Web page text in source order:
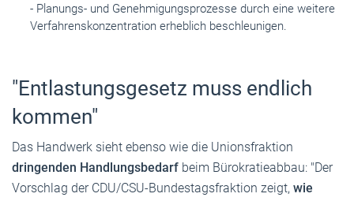
- Planungs- und Genehmigungsprozesse durch eine weitere
Verfahrenskonzentration erheblich beschleunigen.
"Entlastungsgesetz muss endlich
kommen"
Das Handwerk sieht ebenso wie die Unionsfraktion
dringenden Handlungsbedarf beim Bürokratieabbau: "Der
Vorschlag der CDU/CSU-Bundestagsfraktion zeigt, wie